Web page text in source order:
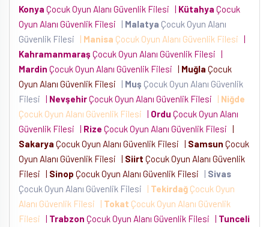
Konya Çocuk Oyun Alanı Güvenlik Filesi | Kütahya Çocuk
Oyun Alanı Güvenlik Filesi
| Malatya Çocuk Oyun Alanı
Güvenlik Filesi
| Manisa Çocuk Oyun Alanı Güvenlik Filesi |
Kahramanmaraş Çocuk Oyun Alanı Güvenlik Filesi |
Mardin Çocuk Oyun Alanı Güvenlik Filesi | Muğla Çocuk
Oyun Alanı Güvenlik Filesi
| Muş Çocuk Oyun Alanı Güvenlik
Filesi | NevşehirÇocuk Oyun Alanı Güvenlik Filesi | Niğde
Çocuk Oyun Alanı Güvenlik Filesi | Ordu Çocuk Oyun Alanı
Güvenlik Filesi | Rize Çocuk Oyun Alanı Güvenlik Filesi |
Sakarya Çocuk Oyun Alanı Güvenlik Filesi | Samsun Çocuk
Oyun Alanı Güvenlik Filesi | Siirt Çocuk Oyun Alanı Güvenlik
Filesi | Sinop Çocuk Oyun Alanı Güvenlik Filesi | Sivas
Çocuk Oyun Alanı Güvenlik Filesi
| Tekirdağ Çocuk Oyun
Alanı Güvenlik Filesi
| Tokat Çocuk Oyun Alanı Güvenlik
Filesi | Trabzon Çocuk Oyun Alanı Güvenlik Filesi | Tunceli